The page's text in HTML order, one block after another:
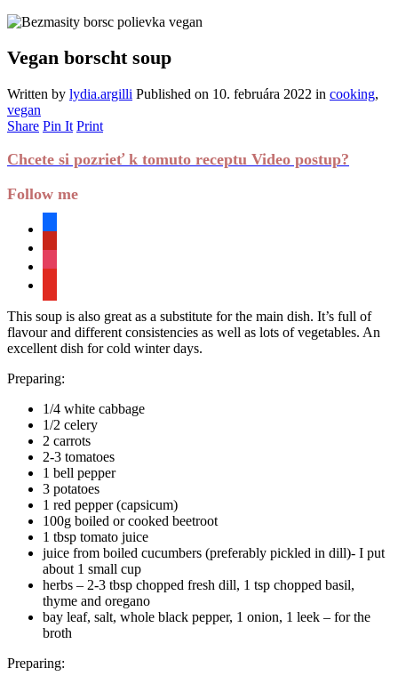
Vegan borscht soup
Written by lydia.argilli Published on 10. februára 2022 in cooking,
vegan
Share Pin It Print
Chcete si pozrieť k tomuto receptu Video postup?
Follow me
This soup is also great as a substitute for the main dish. It’s full of
flavour and different consistencies as well as lots of vegetables. An
excellent dish for cold winter days.
Preparing:
1/4 white cabbage
1/2 celery
2 carrots
2-3 tomatoes
1 bell pepper
3 potatoes
1 red pepper (capsicum)
100g boiled or cooked beetroot
1 tbsp tomato juice
juice from boiled cucumbers (preferably pickled in dill)- I put
about 1 small cup
herbs – 2-3 tbsp chopped fresh dill, 1 tsp chopped basil,
thyme and oregano
bay leaf, salt, whole black pepper, 1 onion, 1 leek – for the
broth
Preparing: